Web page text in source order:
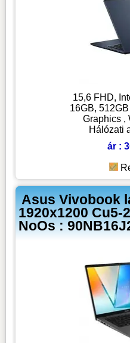
15,6 FHD,
16GB,
Graphics ,
Hálózati
ár :
Asus Vivobook
1920x1200 Cu5-
NoOs :